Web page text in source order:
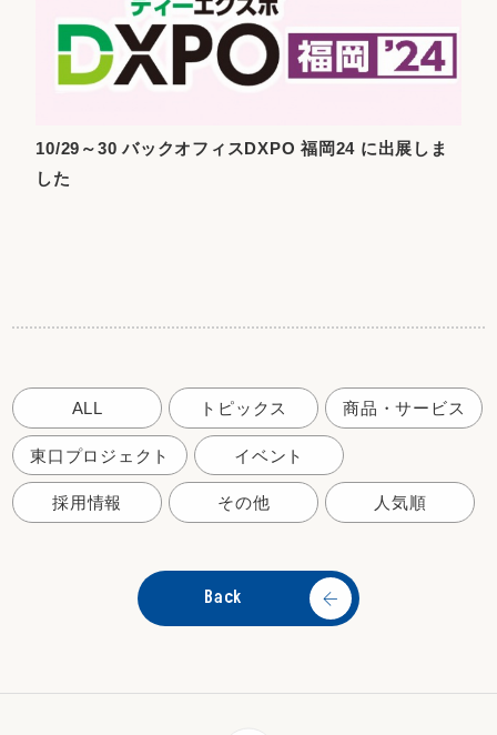
10/29～30 バックオフィスDXPO 福岡24 に出展しま
した
ALL トピックス 商品・サービス
東口プロジェクト イベント
採用情報 その他 人気順
Back